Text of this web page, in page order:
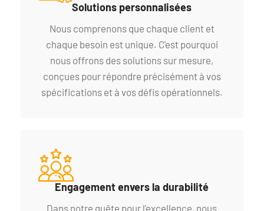
Solutions personnalisées
Nous comprenons que chaque client et
chaque besoin est unique. C'est pourquoi
nous offrons des solutions sur mesure,
conçues pour répondre précisément à vos
spécifications et à vos défis opérationnels.
Engagement envers la durabilité
Dans notre quête pour l'excellence, nous